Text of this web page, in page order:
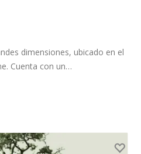
dimensiones, ubicado en el
Cuenta con un…